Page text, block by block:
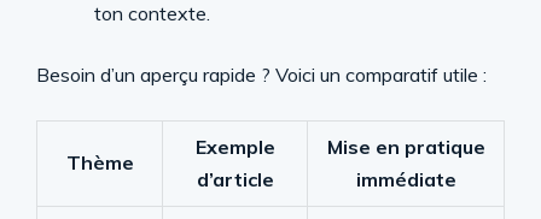
ton contexte.
Besoin d’un aperçu rapide ? Voici un comparatif utile :
Thème
Exemple
d’article
Mise en pratique
immédiate